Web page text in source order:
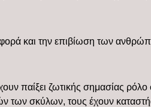
και την επιβίωση των
παίξει ζωτικής σημασίας
σκύλων, τους έχουν